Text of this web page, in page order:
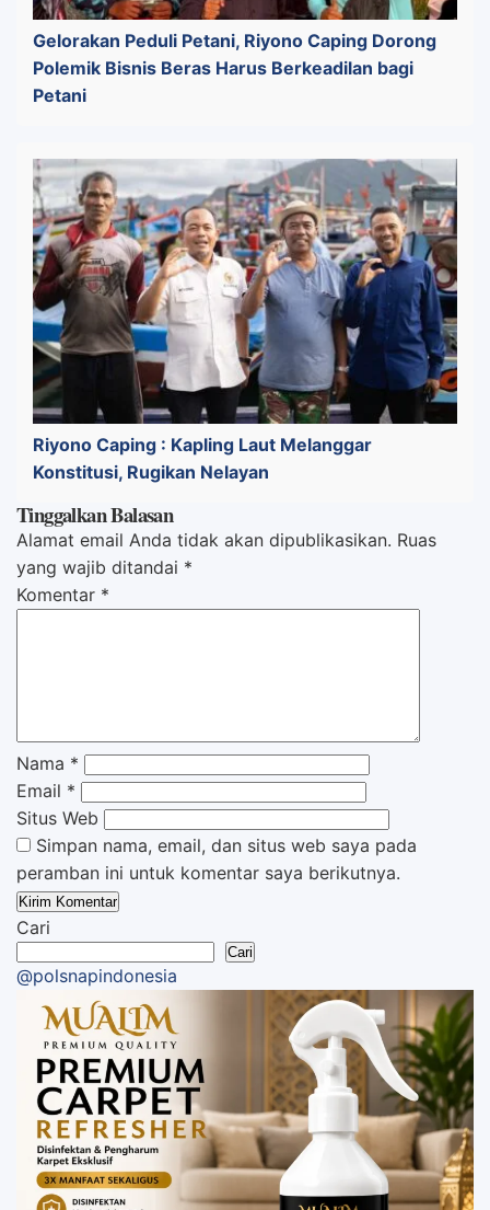
Gelorakan Peduli Petani, Riyono Caping Dorong
Polemik Bisnis Beras Harus Berkeadilan bagi
Petani
Riyono Caping : Kapling Laut Melanggar
Konstitusi, Rugikan Nelayan
Tinggalkan Balasan
Alamat email Anda tidak akan dipublikasikan. Ruas
yang wajib ditandai *
Komentar *
Nama *
Email *
Situs Web
Simpan nama, email, dan situs web saya pada
peramban ini untuk komentar saya berikutnya.
Cari
Cari
@polsnapindonesia